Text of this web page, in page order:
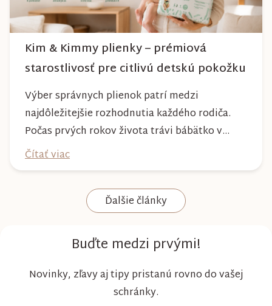
Kim & Kimmy plienky – prémiová
starostlivosť pre citlivú detskú pokožku
Výber správnych plienok patrí medzi
najdôležitejšie rozhodnutia každého rodiča.
Počas prvých rokov života trávi bábätko v
plienke väčšinu dňa, preto by mala poskytovať
nielen spoľahlivú ochranu, ale aj maximálny
komfort a šetrnosť k citlivej pokožke. Plienky
Kim & Kimmy boli vyvinuté s dôrazom na
Čítať viac
Ďalšie články
Buďte medzi prvými!
Novinky, zľavy aj tipy pristanú rovno do vašej
schránky.